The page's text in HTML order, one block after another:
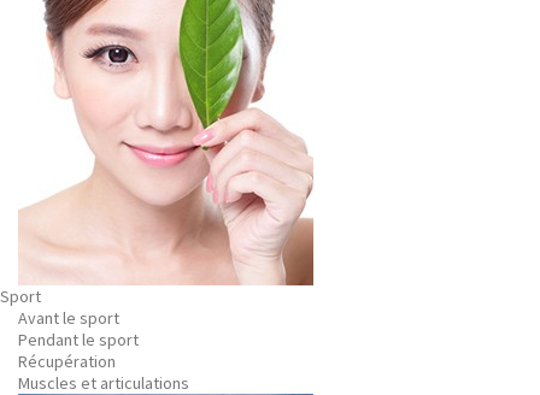
Sport
Avant le sport
Pendant le sport
Récupération
Muscles et articulations